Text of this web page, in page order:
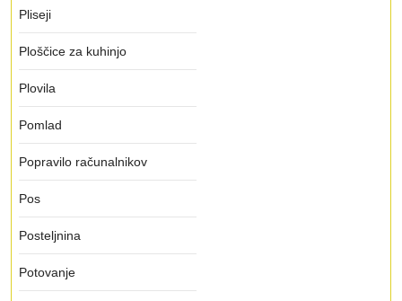
Pliseji
Ploščice za kuhinjo
Plovila
Pomlad
Popravilo računalnikov
Pos
Posteljnina
Potovanje